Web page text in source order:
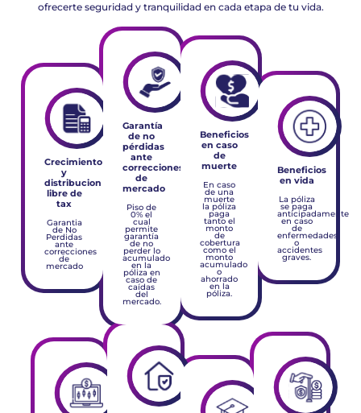
ofrecerte seguridad y tranquilidad en cada etapa de tu vida.
Crecimiento
y
distribucion
libre de
tax
Garantia
de No
Perdidas
ante
correcciones
de
mercado
Garantía
de no
pérdidas
ante
correcciones
de
mercado
Piso de
0% el
cual
permite
garantía
de no
perder lo
acumulado
en la
póliza en
caso de
caídas
del
mercado.
Beneficios
en caso
de
muerte
En caso
de una
muerte
la póliza
paga
tanto el
monto
de
cobertura
como el
monto
acumulado
o
ahorrado
en la
póliza.
Beneficios
en vida
La póliza
se paga
anticipadamente
en caso
de
enfermedades
o
accidentes
graves.